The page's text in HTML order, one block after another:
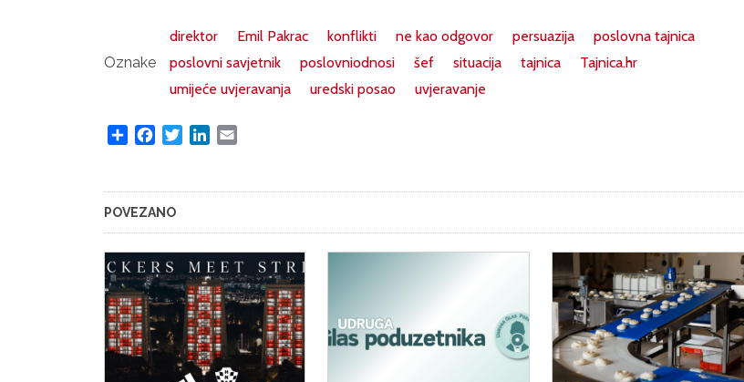
Oznake
direktor Emil Pakrac konflikti ne kao odgovor persuazija
poslovna tajnica
poslovni savjetnik
poslovniodnosi šef situacija tajnica
Tajnica.hr
umijeće uvjeravanja
uredski posao uvjeravanje
Share FacebookTwitterLinkedIn
POVEZANO